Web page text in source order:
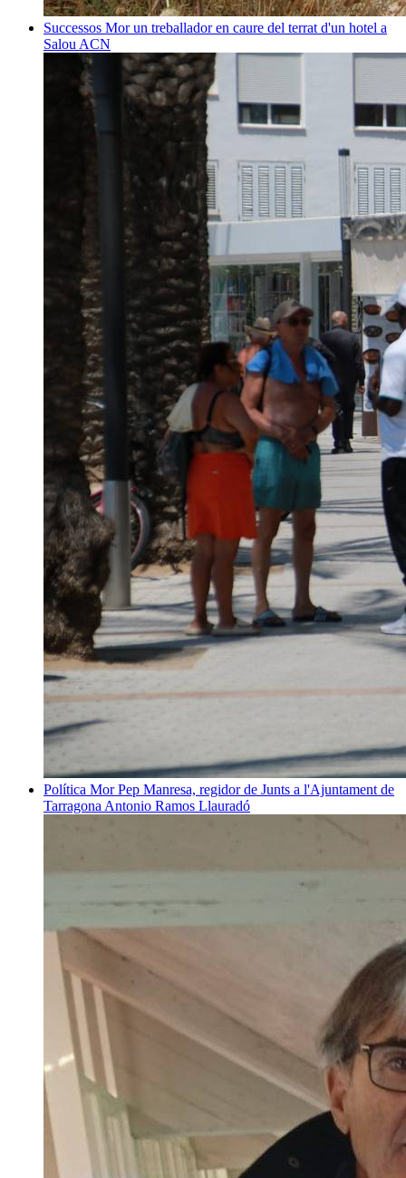
Successos Mor un treballador en caure del terrat d'un hotel a
Salou ACN
Política Mor Pep Manresa, regidor de Junts a l'Ajuntament de
Tarragona Antonio Ramos Llauradó